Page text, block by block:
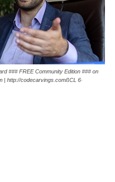
### FREE Community Edition ### on
http://codecarvings.comßCL 6·